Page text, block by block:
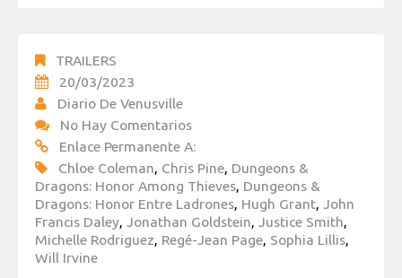
TRAILERS
20/03/2023
Diario De Venusville
No Hay Comentarios
Enlace Permanente A:
Chloe Coleman Chris Pine Dungeons &
Dragons: Honor Among Thieves Dungeons &
Dragons: Honor Entre Ladrones Hugh Grant
John
Francis Daley
Jonathan Goldstein Justice Smith
Michelle Rodriguez Regé-Jean Page Sophia Lillis
Will Irvine